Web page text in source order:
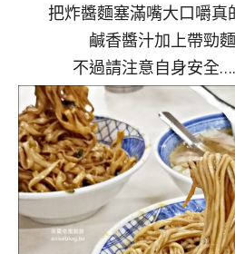
把炸醬麵塞滿嘴大口嚼真
鹹香醬汁加上帶勁
不過請注意自身安全